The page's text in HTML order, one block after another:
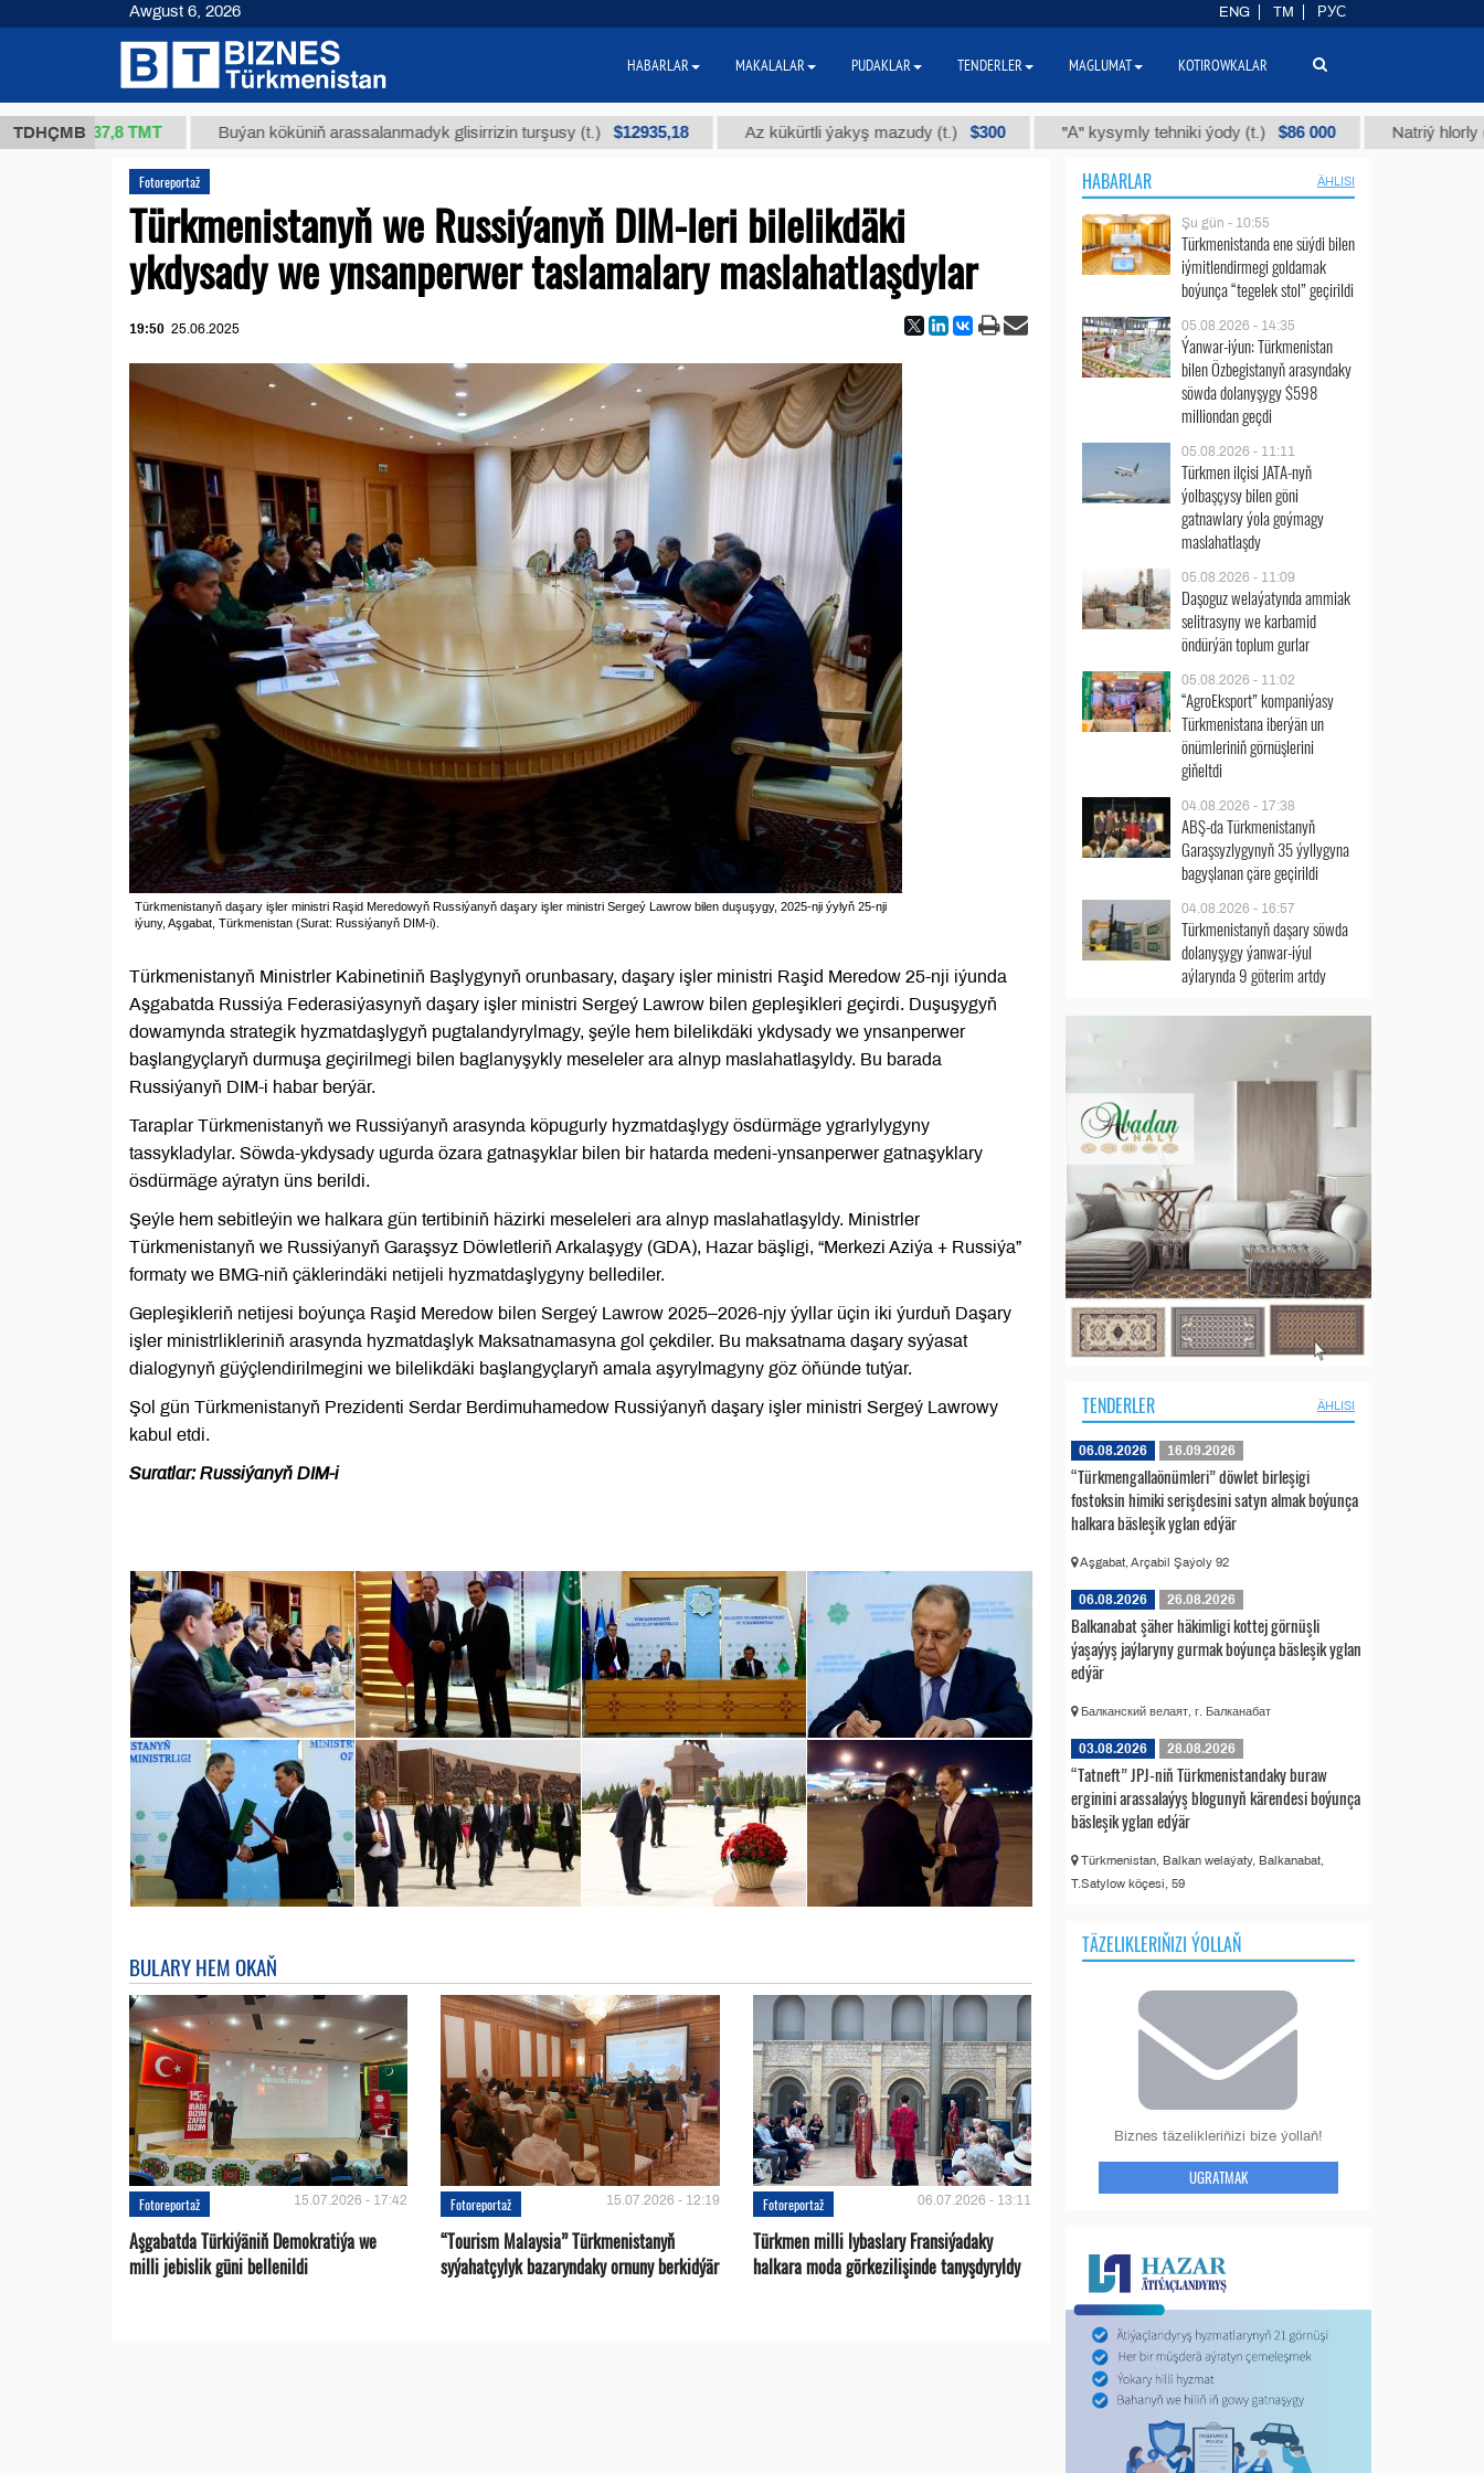
TDHÇMB
37,8 ТМТ Buýan köküniň arassalanmadyk glisirrizin turşusy (t.) $12935,18 Az kükürtli ýakyş mazudy (t.) $300 "А" kysymly tehniki ýody (t.) $86 000 Natriý hlorly (nahar
Fotoreportaž
Türkmenistanyň we Russiýanyň DIM-leri bilelikdäki
ykdysady we ynsanperwer taslamalary maslahatlaşdylar
19:50 25.06.2025
Türkmenistanyň daşary işler ministri Raşid Meredowyň Russiýanyň daşary işler ministri Sergeý Lawrow bilen duşuşygy, 2025-nji ýylyň 25-nji
iýuny, Aşgabat, Türkmenistan (Surat: Russiýanyň DIM-i).
Türkmenistanyň Ministrler Kabinetiniň Başlygynyň orunbasary, daşary işler ministri Raşid Meredow 25-nji iýunda
Aşgabatda Russiýa Federasiýasynyň daşary işler ministri Sergeý Lawrow bilen gepleşikleri geçirdi. Duşuşygyň
dowamynda strategik hyzmatdaşlygyň pugtalandyrylmagy, şeýle hem bilelikdäki ykdysady we ynsanperwer
başlangyçlaryň durmuşa geçirilmegi bilen baglanyşykly meseleler ara alnyp maslahatlaşyldy. Bu barada
Russiýanyň DIM-i habar berýär.
Taraplar Türkmenistanyň we Russiýanyň arasynda köpugurly hyzmatdaşlygy ösdürmäge ygrarlylygyny
tassykladylar. Söwda-ykdysady ugurda özara gatnaşyklar bilen bir hatarda medeni-ynsanperwer gatnaşyklary
ösdürmäge aýratyn üns berildi.
Şeýle hem sebitleýin we halkara gün tertibiniň häzirki meseleleri ara alnyp maslahatlaşyldy. Ministrler
Türkmenistanyň we Russiýanyň Garaşsyz Döwletleriň Arkalaşygy (GDA), Hazar bäşligi, “Merkezi Aziýa + Russiýa”
formaty we BMG-niň çäklerindäki netijeli hyzmatdaşlygyny bellediler.
Gepleşikleriň netijesi boýunça Raşid Meredow bilen Sergeý Lawrow 2025–2026-njy ýyllar üçin iki ýurduň Daşary
işler ministrlikleriniň arasynda hyzmatdaşlyk Maksatnamasyna gol çekdiler. Bu maksatnama daşary syýasat
dialogynyň güýçlendirilmegini we bilelikdäki başlangyçlaryň amala aşyrylmagyny göz öňünde tutýar.
Şol gün Türkmenistanyň Prezidenti Serdar Berdimuhamedow Russiýanyň daşary işler ministri Sergeý Lawrowy
kabul etdi.
Suratlar: Russiýanyň DIM-i
BULARY HEM OKAŇ
Fotoreportaž 15.07.2026 - 17:42
Aşgabatda Türkiýäniň Demokratiýa we
milli jebislik güni bellenildi
Fotoreportaž 15.07.2026 - 12:19
“Tourism Malaysia” Türkmenistanyň
syýahatçylyk bazaryndaky ornuny berkidýär
Fotoreportaž 06.07.2026 - 13:11
Türkmen milli lybaslary Fransiýadaky
halkara moda görkezilişinde tanyşdyryldy
HABARLAR ÄHLISI
Şu gün - 10:55
Türkmenistanda ene süýdi bilen
iýmitlendirmegi goldamak
boýunça “tegelek stol” geçirildi
05.08.2026 - 14:35
Ýanwar-iýun: Türkmenistan
bilen Özbegistanyň arasyndaky
söwda dolanyşygy $598
milliondan geçdi
05.08.2026 - 11:11
Türkmen ilçisi JATA-nyň
ýolbaşçysy bilen göni
gatnawlary ýola goýmagy
maslahatlaşdy
05.08.2026 - 11:09
Daşoguz welaýatynda ammiak
selitrasyny we karbamid
öndürýän toplum gurlar
05.08.2026 - 11:02
“AgroEksport” kompaniýasy
Türkmenistana iberýän un
önümleriniň görnüşlerini
giňeltdi
04.08.2026 - 17:38
ABŞ-da Türkmenistanyň
Garaşsyzlygynyň 35 ýyllygyna
bagyşlanan çäre geçirildi
04.08.2026 - 16:57
Türkmenistanyň daşary söwda
dolanyşygy ýanwar-iýul
aýlarynda 9 göterim artdy
TENDERLER ÄHLISI
06.08.2026 16.09.2026
“Türkmengallaönümleri” döwlet birleşigi
fostoksin himiki serişdesini satyn almak boýunça
halkara bäsleşik yglan edýär
Aşgabat, Arçabil Şaýoly 92
06.08.2026 26.08.2026
Balkanabat şäher häkimligi kottej görnüşli
ýaşaýyş jaýlaryny gurmak boýunça bäsleşik yglan
edýär
Балканский велаят, г. Балканабат
03.08.2026 28.08.2026
“Tatneft” JPJ-niň Türkmenistandaky buraw
erginini arassalaýyş blogunyň kärendesi boýunça
bäsleşik yglan edýär
Türkmenistan, Balkan welaýaty, Balkanabat,
T.Satylow köçesi, 59
TÄZELIKLERIŇIZI ÝOLLAŇ
Biznes täzelikleriňizi bize ýollaň!
UGRATMAK
Awgust 6, 2026 ENG TM РУС
HABARLAR MAKALALAR PUDAKLAR TENDERLER MAGLUMAT KOTIROWKALAR